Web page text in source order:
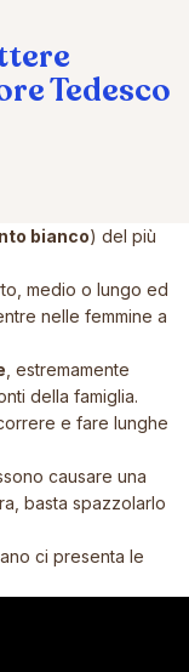
Tedesco
bianco) del più
medio o lungo ed
nelle femmine a
, estremamente
della famiglia.
e fare lunghe
causare una
basta spazzolarlo
ci presenta le